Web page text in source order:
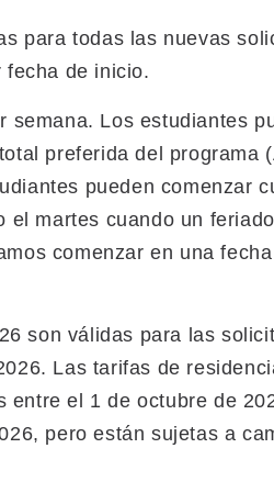
para todas las nuevas
fecha de inicio.
Los estudiantes
preferida del programa
pueden comenzar
martes cuando un
comenzar en una
son válidas para las
Las tarifas de
el 1 de octubre de
pero están sujetas a